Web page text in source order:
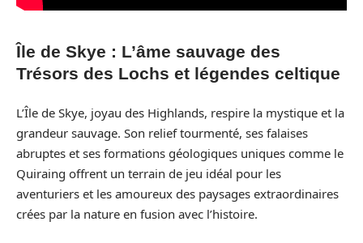
Île de Skye : L’âme sauvage des
Trésors des Lochs et légendes celtique
L’Île de Skye, joyau des Highlands, respire la mystique et la
grandeur sauvage. Son relief tourmenté, ses falaises
abruptes et ses formations géologiques uniques comme le
Quiraing offrent un terrain de jeu idéal pour les
aventuriers et les amoureux des paysages extraordinaires
crées par la nature en fusion avec l’histoire.